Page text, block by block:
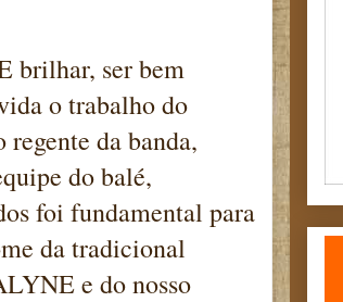
brilhar, ser bem
o trabalho do
da banda,
do balé,
foi fundamental para
da tradicional
e do nosso